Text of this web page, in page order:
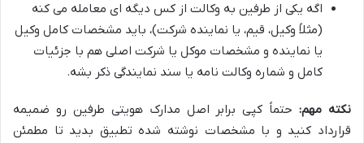
اگه یکی از طرفین به وکالت از کس دیگه ای معامله می کنه
(مثلاً وکیل، قیم، یا نماینده شرکت)، باید مشخصات کامل وکیل
یا نماینده و مشخصات موکل یا شرکت اصلی هم با جزئیات
کامل و شماره وکالت نامه یا سند نمایندگی ذکر بشه.
نکته مهم:حتماً کپی برابر اصل مدارک هویتی طرفین رو ضمیمه
قرارداد کنید و با مشخصات نوشته شده تطبیق بدید تا مطمئن